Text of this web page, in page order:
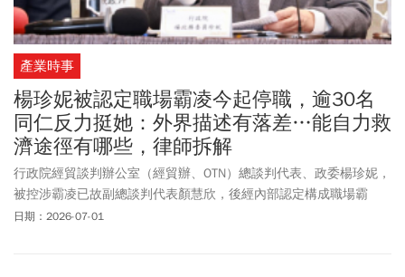
產業時事
楊珍妮被認定職場霸凌今起停職，逾30名
同仁反力挺她：外界描述有落差…能自力救
濟途徑有哪些，律師拆解
行政院經貿談判辦公室（經貿辦、OTN）總談判代表、政委楊珍妮，
被控涉霸凌已故副總談判代表顏慧欣，後經內部認定構成職場霸
凌，行政院長卓榮泰拍板自7月1日起「停止職務」（停職）。總統
日期：2026-07-01